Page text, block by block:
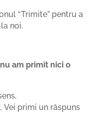
“Trimite” pentru a
noi.
am primit nici o
. Vei primi un răspuns